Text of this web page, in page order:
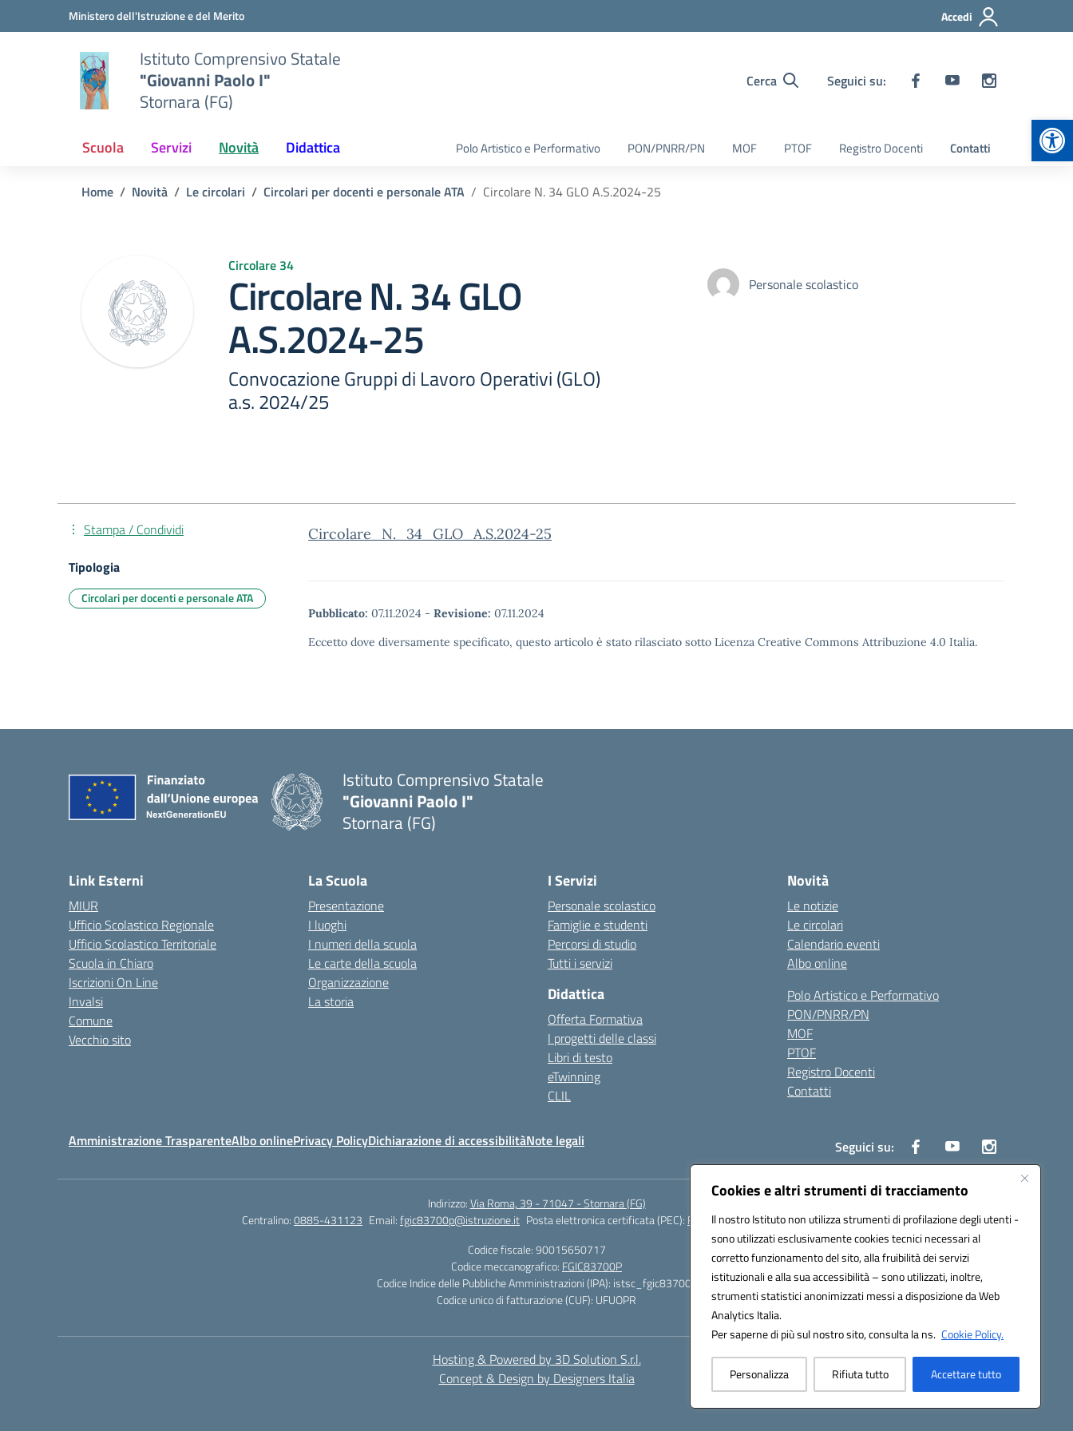
Cookies e altri strumenti di tracciamento
Il nostro Istituto non utilizza strumenti di profilazione degli utenti -
sono utilizzati esclusivamente cookies tecnici necessari al
corretto funzionamento del sito, alla fruibilità dei servizi
istituzionali e alla sua accessibilità – sono utilizzati, inoltre,
strumenti statistici anonimizzati messi a disposizione da Web
Analytics Italia.
Per saperne di più sul nostro sito, consulta la ns. Cookie Policy.
Personalizza Rifiuta tutto Accettare tutto
Vai ai contenuti
Vai al menu di navigazioneMinistero dell'Istruzione e del Merito Accedi
Istituto Comprensivo Statale
"Giovanni Paolo I"
Stornara (FG)
Cerca Seguici su:
Scuola Servizi Novità Didattica Polo Artistico e Performativo PON/PNRR/PN MOF PTOF Registro Docenti Contatti
Home Novità Le circolari Circolari per docenti e personale ATA Circolare N. 34 GLO A.S.2024-25
Circolare 34
Circolare N. 34 GLO
A.S.2024-25
Convocazione Gruppi di Lavoro Operativi (GLO)
a.s. 2024/25
Personale scolastico
Circolare_N._34_GLO_A.S.2024-25
Pubblicato: 07.11.2024 - Revisione: 07.11.2024
Eccetto dove diversamente specificato, questo articolo è stato rilasciato sotto Licenza Creative Commons Attribuzione 4.0 Italia.
Stampa / Condividi
Tipologia
Circolari per docenti e personale ATA
Istituto Comprensivo Statale
"Giovanni Paolo I"
Stornara (FG)
Link Esterni
MIUR
Ufficio Scolastico Regionale
Ufficio Scolastico Territoriale
Scuola in Chiaro
Iscrizioni On Line
Invalsi
Comune
Vecchio sito
La Scuola
Presentazione
I luoghi
I numeri della scuola
Le carte della scuola
Organizzazione
La storia
I Servizi
Personale scolastico
Famiglie e studenti
Percorsi di studio
Tutti i servizi
Didattica
Offerta Formativa
I progetti delle classi
Libri di testo
eTwinning
CLIL
Novità
Le notizie
Le circolari
Calendario eventi
Albo online
Polo Artistico e Performativo
PON/PNRR/PN
MOF
PTOF
Registro Docenti
Contatti
Amministrazione TrasparenteAlbo onlinePrivacy PolicyDichiarazione di accessibilitàNote legali Seguici su:
Indirizzo:Via Roma, 39 - 71047 - Stornara (FG)
Centralino:0885-431123 Email:fgic83700p@istruzione.it Posta elettronica certificata (PEC): FGIC83700P@pec.istruzione.it
Codice fiscale: 90015650717
Codice meccanografico: FGIC83700P
Codice Indice delle Pubbliche Amministrazioni (IPA): istsc_fgic83700p
Codice unico di fatturazione (CUF): UFUOPR
Hosting & Powered by 3D Solution S.r.l.
Concept & Design by Designers Italia